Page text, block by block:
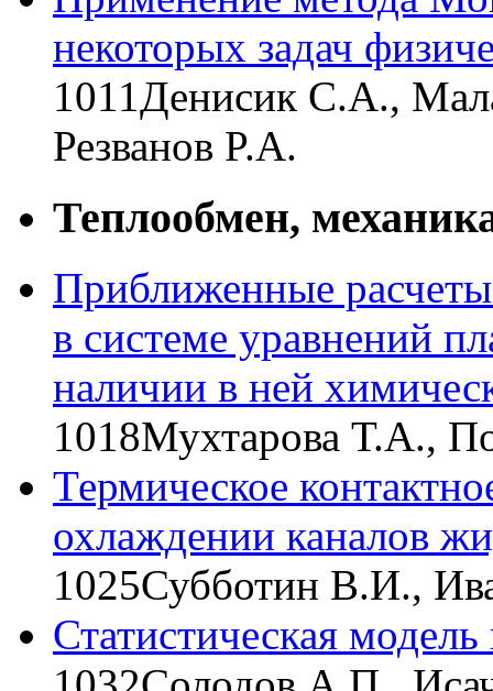
некоторых задач
1011Денисик С.А.,
Резванов P.А.
Теплообмен,
Приближенные
в системе уравнений
наличии в ней
1018Мухтарова Т.А.,
Термическое
охлаждении каналов
1025Субботин В.И.,
Статистическая